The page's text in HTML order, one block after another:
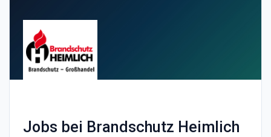
Jobs bei Brandschutz Heimlich